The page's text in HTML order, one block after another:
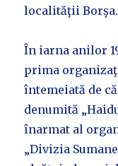
localităţii Borşa.
În iarna anilor
prima
întemeiată de
denumită
înarmat al
„Divizia